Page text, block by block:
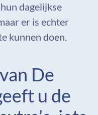
dagelijkse
er is echter
kunnen doen.
De
u de